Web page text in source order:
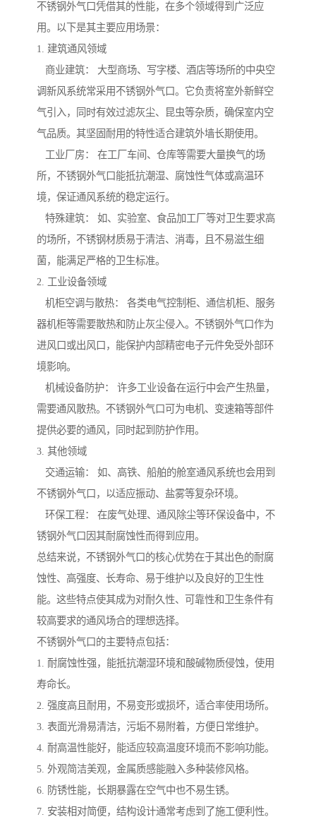
不锈钢外气口凭借其的性能，在多个领域得到广泛应
用。以下是其主要应用场景：
1. 建筑通风领域
商业建筑： 大型商场、写字楼、酒店等场所的中央空
调新风系统常采用不锈钢外气口。它负责将室外新鲜空
气引入，同时有效过滤灰尘、昆虫等杂质，确保室内空
气品质。其坚固耐用的特性适合建筑外墙长期使用。
工业厂房： 在工厂车间、仓库等需要大量换气的场
所，不锈钢外气口能抵抗潮湿、腐蚀性气体或高温环
境，保证通风系统的稳定运行。
特殊建筑： 如、实验室、食品加工厂等对卫生要求高
的场所，不锈钢材质易于清洁、消毒，且不易滋生细
菌，能满足严格的卫生标准。
2. 工业设备领域
机柜空调与散热： 各类电气控制柜、通信机柜、服务
器机柜等需要散热和防止灰尘侵入。不锈钢外气口作为
进风口或出风口，能保护内部精密电子元件免受外部环
境影响。
机械设备防护： 许多工业设备在运行中会产生热量，
需要通风散热。不锈钢外气口可为电机、变速箱等部件
提供必要的通风，同时起到防护作用。
3. 其他领域
交通运输： 如、高铁、船舶的舱室通风系统也会用到
不锈钢外气口，以适应振动、盐雾等复杂环境。
环保工程： 在废气处理、通风除尘等环保设备中，不
锈钢外气口因其耐腐蚀性而得到应用。
总结来说，不锈钢外气口的核心优势在于其出色的耐腐
蚀性、高强度、长寿命、易于维护以及良好的卫生性
能。这些特点使其成为对耐久性、可靠性和卫生条件有
较高要求的通风场合的理想选择。
不锈钢外气口的主要特点包括：
1. 耐腐蚀性强，能抵抗潮湿环境和酸碱物质侵蚀，使用
寿命长。
2. 强度高且耐用，不易变形或损坏，适合率使用场所。
3. 表面光滑易清洁，污垢不易附着，方便日常维护。
4. 耐高温性能好，能适应较高温度环境而不影响功能。
5. 外观简洁美观，金属质感能融入多种装修风格。
6. 防锈性能，长期暴露在空气中也不易生锈。
7. 安装相对简便，结构设计通常考虑到了施工便利性。